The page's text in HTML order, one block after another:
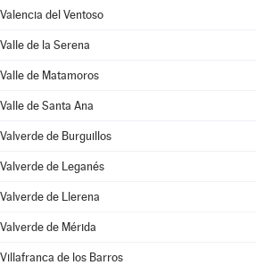
Valencia del Ventoso
Valle de la Serena
Valle de Matamoros
Valle de Santa Ana
Valverde de Burguillos
Valverde de Leganés
Valverde de Llerena
Valverde de Mérida
Villafranca de los Barros